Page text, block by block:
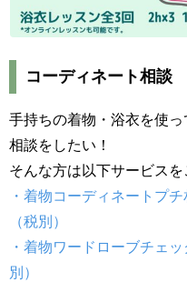
コーディネート相談
手持ちの着物・浴衣を使
相談をしたい！
そんな方は以下サービス
・着物コーディネート
（税別）
・着物ワードローブチ
別）